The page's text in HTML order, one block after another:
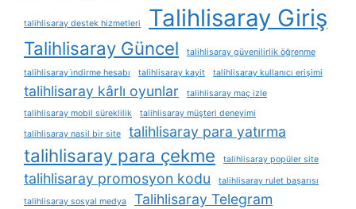
talihlisaray destek hizmetleri Talihlisaray Giriş
Talihlisaray Güncel
talihlisaray güvenilirlik öğrenme
talihlisaray i̇ndirme hesabı
talihlisaray kayit talihlisaray kullanıcı erişimi
talihlisaray kârlı oyunlar
talihlisaray maç izle
talihlisaray mobil süreklilik
talihlisaray müşteri deneyimi
talihlisaray nasil bir site
talihlisaray para yatırma
talihlisaray para çekme talihlisaray popüler site
talihlisaray promosyon kodu
talihlisaray rulet başarısı
talihlisaray sosyal medya
Talihlisaray Telegram